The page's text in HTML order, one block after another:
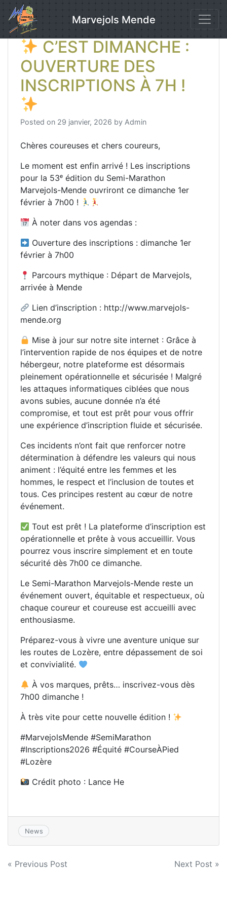
Skip
to
content
Marvejols Mende
C’EST DIMANCHE :
OUVERTURE DES
INSCRIPTIONS À 7H !
Posted on 29 janvier, 2026 by Admin
Chères coureuses et chers coureurs,
Le moment est enfin arrivé ! Les inscriptions
pour la 53ᵉ édition du Semi-Marathon
Marvejols-Mende ouvriront ce dimanche 1er
février à 7h00 !
À noter dans vos agendas :
Ouverture des inscriptions : dimanche 1er
février à 7h00
Parcours mythique : Départ de Marvejols,
arrivée à Mende
Lien d’inscription : http://www.marvejols-
mende.org
Mise à jour sur notre site internet : Grâce à
l’intervention rapide de nos équipes et de notre
hébergeur, notre plateforme est désormais
pleinement opérationnelle et sécurisée ! Malgré
les attaques informatiques ciblées que nous
avons subies, aucune donnée n’a été
compromise, et tout est prêt pour vous offrir
une expérience d’inscription fluide et sécurisée.
Ces incidents n’ont fait que renforcer notre
détermination à défendre les valeurs qui nous
animent : l’équité entre les femmes et les
hommes, le respect et l’inclusion de toutes et
tous. Ces principes restent au cœur de notre
événement.
Tout est prêt ! La plateforme d’inscription est
opérationnelle et prête à vous accueillir. Vous
pourrez vous inscrire simplement et en toute
sécurité dès 7h00 ce dimanche.
Le Semi-Marathon Marvejols-Mende reste un
événement ouvert, équitable et respectueux, où
chaque coureur et coureuse est accueilli avec
enthousiasme.
Préparez-vous à vivre une aventure unique sur
les routes de Lozère, entre dépassement de soi
et convivialité.
À vos marques, prêts… inscrivez-vous dès
7h00 dimanche !
À très vite pour cette nouvelle édition !
#MarvejolsMende #SemiMarathon
#Inscriptions2026 #Équité #CourseÀPied
#Lozère
Crédit photo : Lance He
News
Navigation
« Previous Post Next Post »